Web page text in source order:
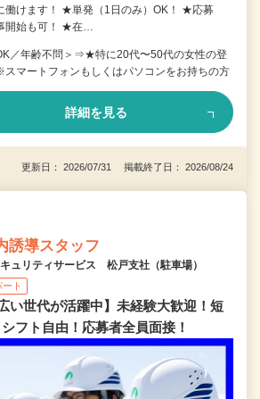
働けます！ ★単発（1日のみ）OK！ ★応募
開始も可！ ★在…
／年齢不問＞⇒★特に20代〜50代の女性の登
ートフォンもしくはパソコンをお持ちの方
詳細を見る
更新日： 2026/07/31 掲載終了日： 2026/08/24
誘導スタッフ
ュリティサービス 松戸支社（駐車場）
ート
い世代が活躍中】未経験大歓迎！短
フト自由！応募者全員面接！